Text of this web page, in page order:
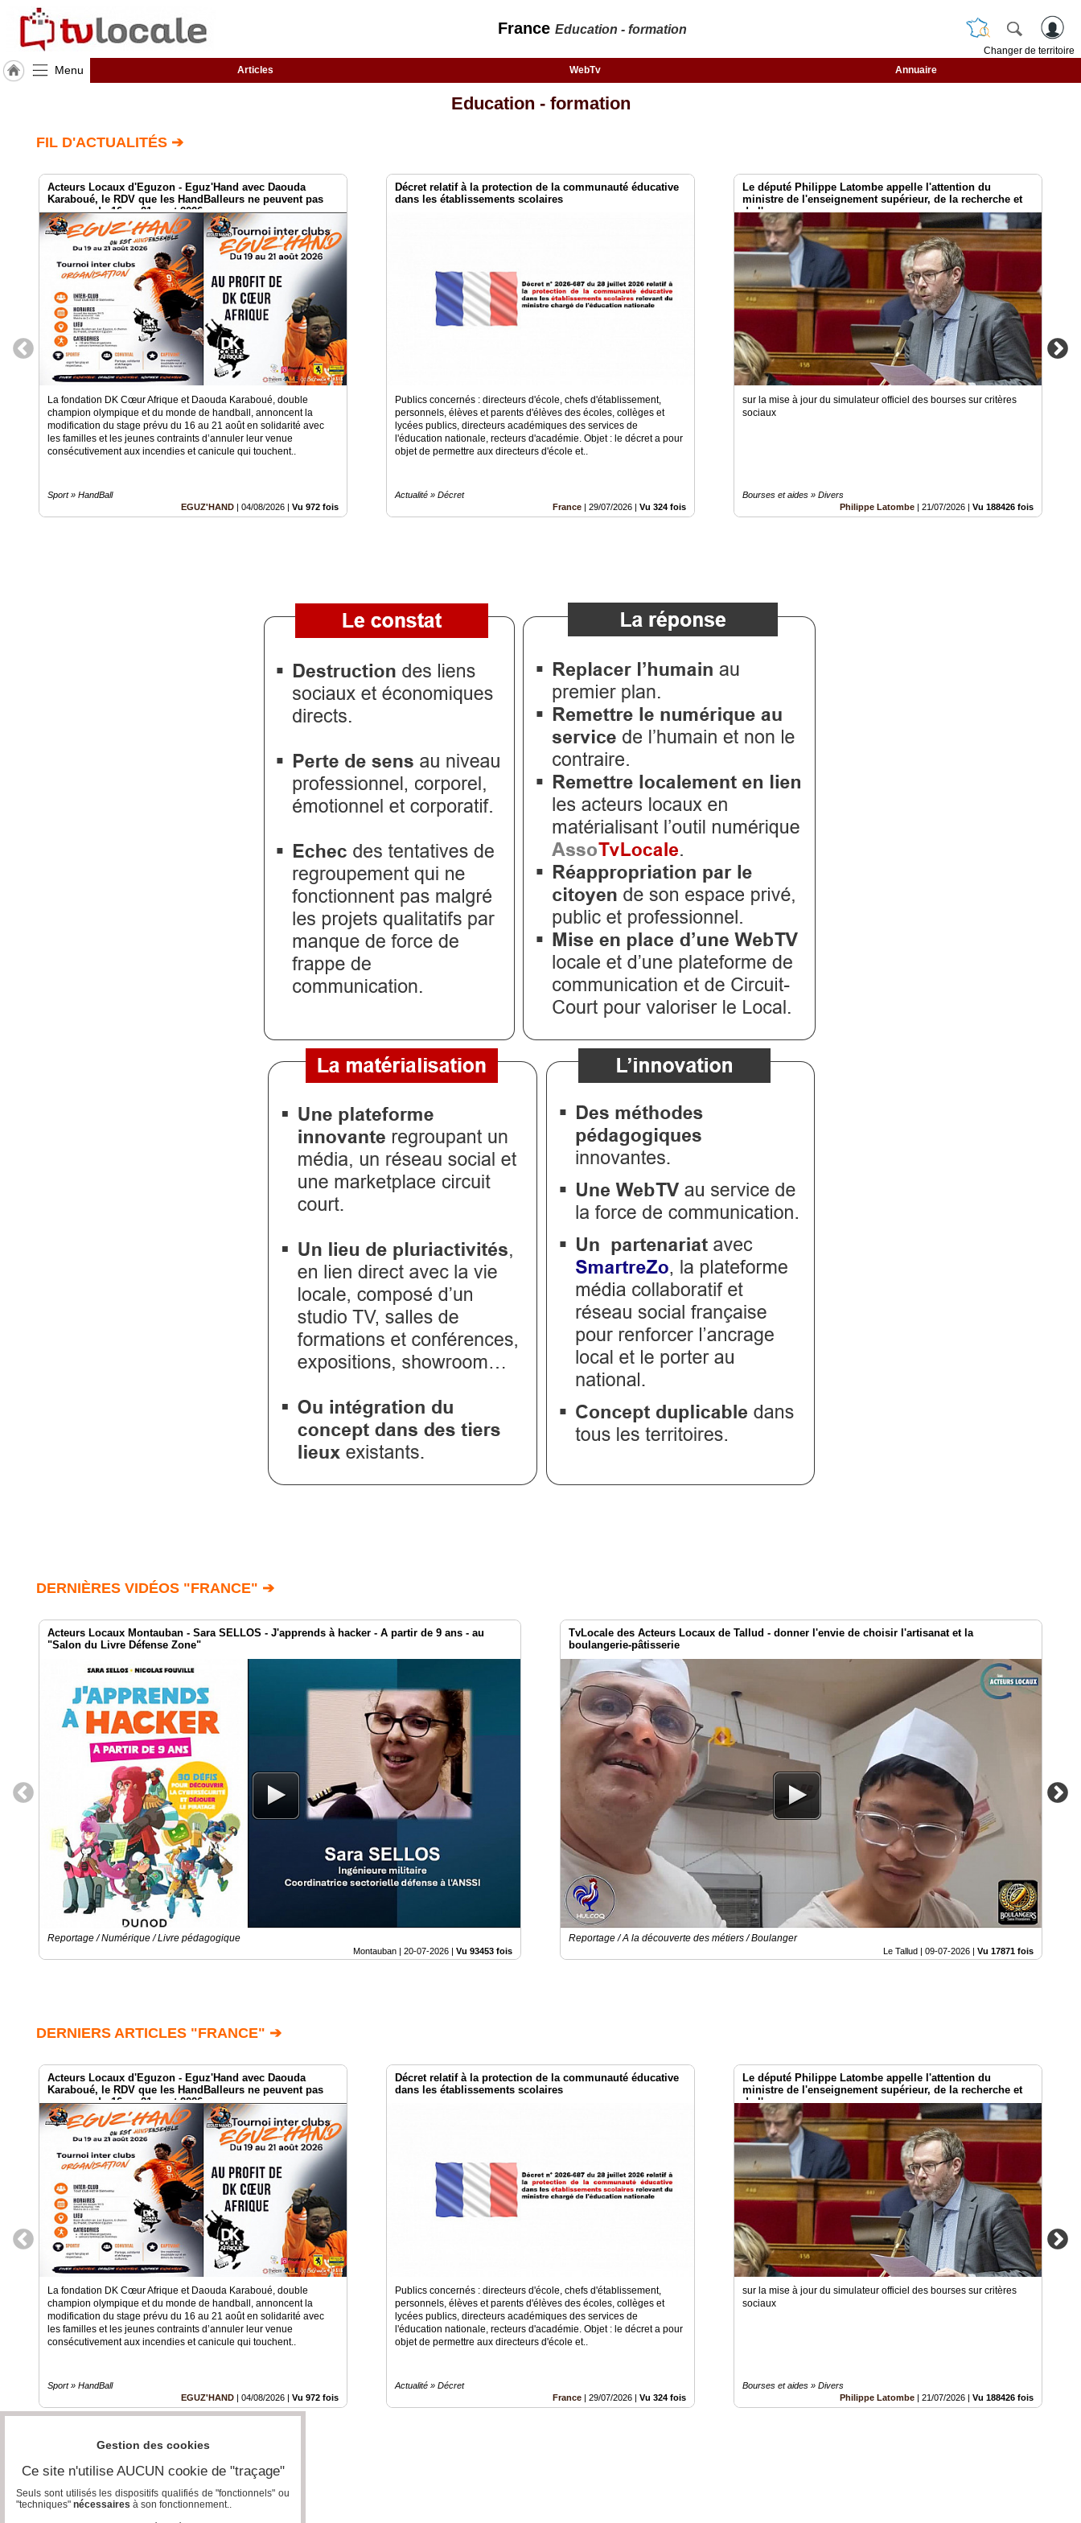
France Education - formation
Changer de territoire
Menu Articles WebTv Annuaire
RUBRIQUES
Vidéos
Education - formation
FIL D'ACTUALITÉS ➔
Acteurs Locaux d'Eguzon - Eguz'Hand avec Daouda
Karaboué, le RDV que les HandBalleurs ne peuvent pas
manquer du 16 au 21 aout 2026
La fondation DK Cœur Afrique et Daouda Karaboué, double
champion olympique et du monde de handball, annoncent la
modification du stage prévu du 16 au 21 août en solidarité avec
les familles et les jeunes contraints d’annuler leur venue
consécutivement aux incendies et canicule qui touchent..
Sport » HandBall
EGUZ'HAND | 04/08/2026 | Vu 972 fois
Décret relatif à la protection de la communauté éducative
dans les établissements scolaires
Publics concernés : directeurs d'école, chefs d'établissement,
personnels, élèves et parents d'élèves des écoles, collèges et
lycées publics, directeurs académiques des services de
l'éducation nationale, recteurs d'académie. Objet : le décret a pour
objet de permettre aux directeurs d'école et..
Actualité » Décret
France | 29/07/2026 | Vu 324 fois
Le député Philippe Latombe appelle l'attention du
ministre de l'enseignement supérieur, de la recherche et
de l'espace
sur la mise à jour du simulateur officiel des bourses sur critères
sociaux
Bourses et aides » Divers
Philippe Latombe | 21/07/2026 | Vu 188426 fois
DERNIÈRES VIDÉOS "FRANCE" ➔
Acteurs Locaux Montauban - Sara SELLOS - J'apprends à hacker - A partir de 9 ans - au
"Salon du Livre Défense Zone"
Reportage / Numérique / Livre pédagogique
Montauban | 20-07-2026 Vu 93453 fois
TvLocale des Acteurs Locaux de Tallud - donner l'envie de choisir l'artisanat et la
boulangerie-pâtisserie
Reportage / A la découverte des métiers / Boulanger
Le Tallud | 09-07-2026 Vu 17871 fois
DERNIERS ARTICLES "FRANCE" ➔
Acteurs Locaux d'Eguzon - Eguz'Hand avec Daouda
Karaboué, le RDV que les HandBalleurs ne peuvent pas
manquer du 16 au 21 aout 2026
La fondation DK Cœur Afrique et Daouda Karaboué, double
champion olympique et du monde de handball, annoncent la
modification du stage prévu du 16 au 21 août en solidarité avec
les familles et les jeunes contraints d’annuler leur venue
consécutivement aux incendies et canicule qui touchent..
Sport » HandBall
EGUZ'HAND
04/08/2026 Vu 972 fois
Décret relatif à la protection de la communauté éducative
dans les établissements scolaires
Publics concernés : directeurs d'école, chefs d'établissement,
personnels, élèves et parents d'élèves des écoles, collèges et
lycées publics, directeurs académiques des services de
l'éducation nationale, recteurs d'académie. Objet : le décret a pour
objet de permettre aux directeurs d'école et..
Actualité » Décret
France
29/07/2026 Vu 324 fois
Le député Philippe Latombe appelle l'attention du
ministre de l'enseignement supérieur, de la recherche et
de l'espace
sur la mise à jour du simulateur officiel des bourses sur critères
sociaux
Bourses et aides » Divers
Philippe Latombe
21/07/2026 Vu 188426 fois
Gestion des cookies
Ce site n'utilise AUCUN cookie de "traçage"
Seuls sont utilisés les dispositifs qualifiés de "fonctionnels" ou
"techniques" nécessaires à son fonctionnement..